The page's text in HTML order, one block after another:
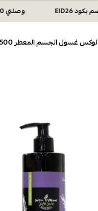
وصلتي 300 ريال؟ اختاري هديتك :🏍 شحن مجاني بكود N28 أو 💸خصم بكود EID26
لوكس غسول الجسم المعطر 500 مل